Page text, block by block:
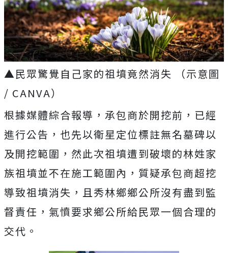
▲民眾驚覺自己家的祖墳竟然消失 （示意圖
/ CANVA）
根據媒體綜合報導，承包商於開挖前，已經
進行公告，也先以衛星定位標註無名墓碑以
及開挖範圍，然此次祖墳遭到破壞的林姓家
族祖墳並不在施工範圍內，質疑承包商超挖
導致祖墳消失，且秀林鄉鄉公所沒有盡到監
督責任，氣憤要求鄉公所給民眾一個合理的
交代。